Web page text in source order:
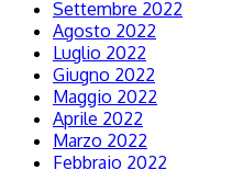
Settembre 2022
Agosto 2022
Luglio 2022
Giugno 2022
Maggio 2022
Aprile 2022
Marzo 2022
Febbraio 2022